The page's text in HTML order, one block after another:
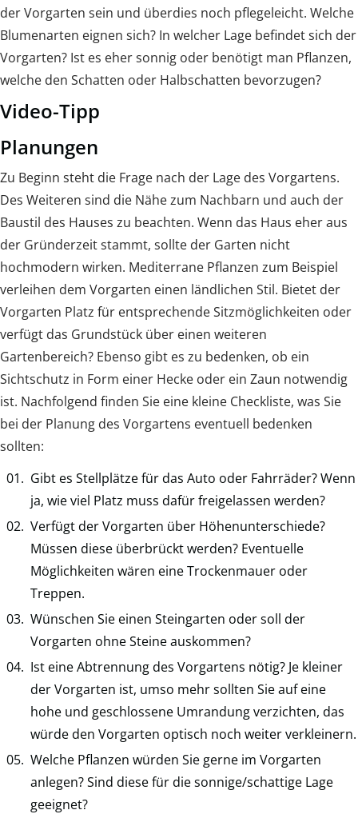
der Vorgarten sein und überdies noch pflegeleicht. Welche
Blumenarten eignen sich? In welcher Lage befindet sich der
Vorgarten? Ist es eher sonnig oder benötigt man Pflanzen,
welche den Schatten oder Halbschatten bevorzugen?
Video-Tipp
Planungen
Zu Beginn steht die Frage nach der Lage des Vorgartens.
Des Weiteren sind die Nähe zum Nachbarn und auch der
Baustil des Hauses zu beachten. Wenn das Haus eher aus
der Gründerzeit stammt, sollte der Garten nicht
hochmodern wirken. Mediterrane Pflanzen zum Beispiel
verleihen dem Vorgarten einen ländlichen Stil. Bietet der
Vorgarten Platz für entsprechende Sitzmöglichkeiten oder
verfügt das Grundstück über einen weiteren
Gartenbereich? Ebenso gibt es zu bedenken, ob ein
Sichtschutz in Form einer Hecke oder ein Zaun notwendig
ist. Nachfolgend finden Sie eine kleine Checkliste, was Sie
bei der Planung des Vorgartens eventuell bedenken
sollten:
Gibt es Stellplätze für das Auto oder Fahrräder? Wenn
ja, wie viel Platz muss dafür freigelassen werden?
Verfügt der Vorgarten über Höhenunterschiede?
Müssen diese überbrückt werden? Eventuelle
Möglichkeiten wären eine Trockenmauer oder
Treppen.
Wünschen Sie einen Steingarten oder soll der
Vorgarten ohne Steine auskommen?
Ist eine Abtrennung des Vorgartens nötig? Je kleiner
der Vorgarten ist, umso mehr sollten Sie auf eine
hohe und geschlossene Umrandung verzichten, das
würde den Vorgarten optisch noch weiter verkleinern.
Welche Pflanzen würden Sie gerne im Vorgarten
anlegen? Sind diese für die sonnige/schattige Lage
geeignet?